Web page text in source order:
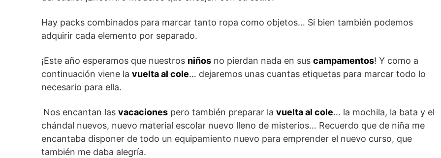
Hay packs combinados para marcar tanto ropa como objetos… Si bien también podemos
adquirir cada elemento por separado.
¡Este año esperamos que nuestros niños no pierdan nada en sus campamentos! Y como a
continuación viene la vuelta al cole… dejaremos unas cuantas etiquetas para marcar todo lo
necesario para ella.
Nos encantan las vacaciones pero también preparar la vuelta al cole… la mochila, la bata y el
chándal nuevos, nuevo material escolar nuevo lleno de misterios… Recuerdo que de niña me
encantaba disponer de todo un equipamiento nuevo para emprender el nuevo curso, que
también me daba alegría.